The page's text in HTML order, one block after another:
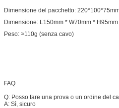
Dimensione del pacchetto:
Dimensione: L150mm * W70mm * H95mm
Peso: ≈110g (senza cavo)
FAQ
Q: Posso fare una prova o un ordine del
A: Sì, sicuro